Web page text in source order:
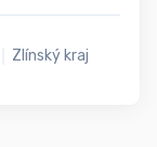
Zlínský kraj